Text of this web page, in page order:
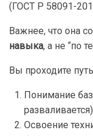
(ГОСТ Р 58091-
Важнее, что она
навыка, а не “по
Вы проходите
Понимание
разваливается)
Освоение